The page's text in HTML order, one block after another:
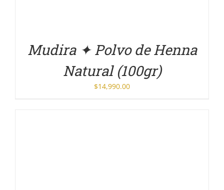
Mudira ✦ Polvo de Henna
Natural (100gr)
$14,990.00